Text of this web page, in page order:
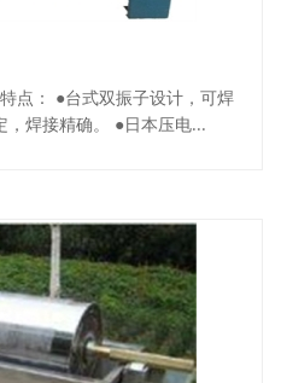
点： ●台式双振子设计，可焊
焊接精确。 ●日本压电...